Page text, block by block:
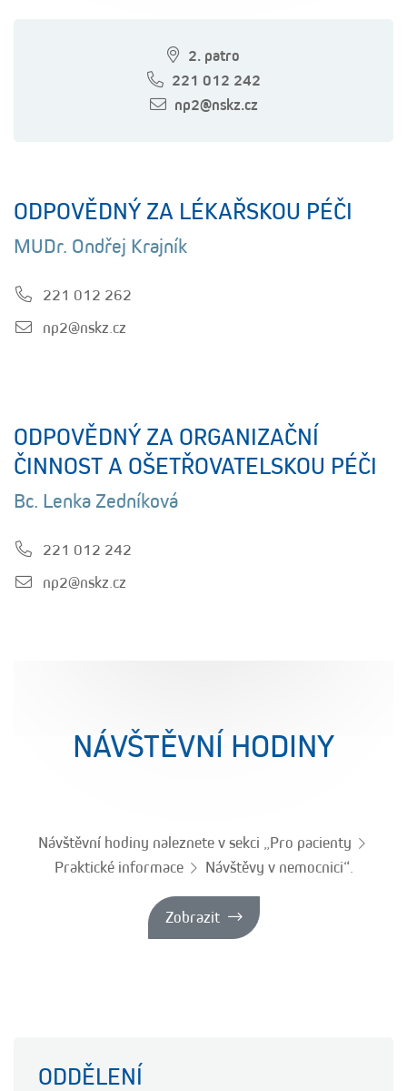
ODDĚLENÍ
2. patro
221 012 242
np2@nskz.cz
ODPOVĚDNÝ ZA LÉKAŘSKOU PÉČI
MUDr. Ondřej Krajník
221 012 262
np2@nskz.cz
ODPOVĚDNÝ ZA ORGANIZAČNÍ
ČINNOST A OŠETŘOVATELSKOU PÉČI
Bc. Lenka Zedníková
221 012 242
np2@nskz.cz
NÁVŠTĚVNÍ HODINY
Návštěvní hodiny naleznete v sekci „Pro pacienty
Praktické informace
Návštěvy v nemocnici“.
Zobrazit